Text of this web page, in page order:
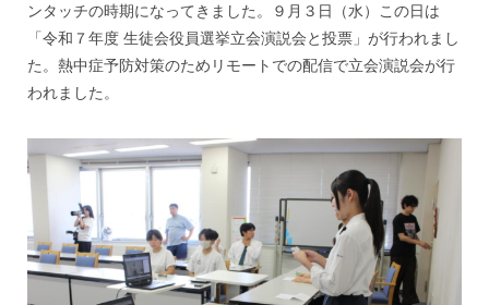
ンタッチの時期になってきました。９月３日（水）この日は
「令和７年度 生徒会役員選挙立会演説会と投票」が行われまし
た。熱中症予防対策のためリモートでの配信で立会演説会が行
われました。